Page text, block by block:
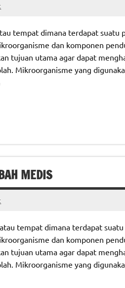
tempat dimana terdapat suatu
dan komponen
tujuan utama agar dapat
Mikroorganisme yang
MEDIS
tempat dimana terdapat
dan komponen
tujuan utama agar dapat
Mikroorganisme yang